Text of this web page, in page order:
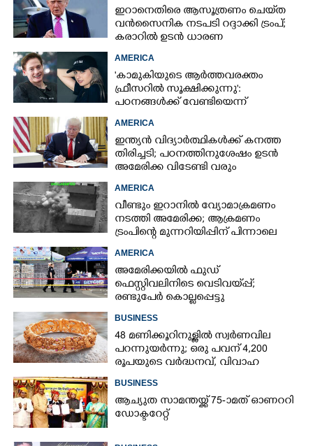
ഇറാനെതിരെ ആസൂത്രണം ചെയ്‌ത
വൻസൈനിക നടപടി റദ്ദാക്കി ട്രംപ്;
കരാറിൽ ഉടൻ ധാരണ
AMERICA
'കാമുകിയുടെ ആർത്തവരക്തം
ഫ്രീസറിൽ സൂക്ഷിക്കുന്നു':
പഠനങ്ങൾക്ക് വേണ്ടിയെന്ന്
ജോൺസന്റെ പോസ്റ്റ്
AMERICA
ഇന്ത്യൻ വിദ്യാർത്ഥികൾക്ക് കനത്ത
തിരിച്ചടി; പഠനത്തിനുശേഷം ഉടൻ
അമേരിക്ക വിടേണ്ടി വരും
AMERICA
വീണ്ടും ഇറാനിൽ വ്യോമാക്രമണം
നടത്തി അമേരിക്ക; ആക്രമണം
ട്രംപിന്റെ മുന്നറിയിപ്പിന് പിന്നാലെ
AMERICA
അമേരിക്കയിൽ ഫുഡ്
ഫെസ്റ്റിവലിനിടെ വെടിവയ്‌പ്പ്;
രണ്ടുപേർ കൊല്ലപ്പെട്ടു
BUSINESS
48 മണിക്കൂറിനുള്ളിൽ സ്വർണവില
പറന്നുയർന്നു; ഒരു പവന് 4,200
രൂപയുടെ വർദ്ധനവ്, വിവാഹ
BUSINESS
ആച്യുത സാമന്തയ്ക്ക് 75-ാമത് ഓണററി
ഡോക്ടറേറ്റ്